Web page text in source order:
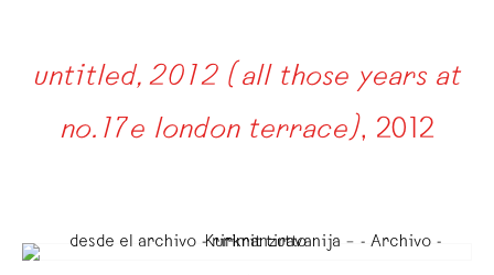
untitled, 2012 (all those years at
no. 17e london terrace), 2012